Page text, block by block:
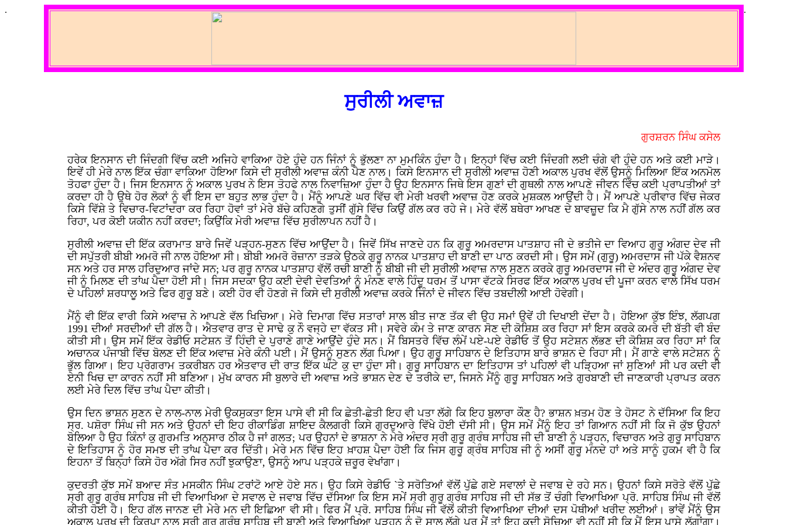
.
ਸੁਰੀਲੀ ਅਵਾਜ਼
ਗੁਰਸ਼ਰਨ ਸਿੰਘ ਕਸੇਲ
ਹਰੇਕ ਇਨਸਾਨ ਦੀ ਜਿੰਦਗੀ ਵਿੱਚ ਕਈ ਅਜਿਹੇ ਵਾਕਿਆ ਹੋਏ ਹੁੰਦੇ ਹਨ ਜਿੰਨਾਂ ਨੂੰ ਭੁੱਲਣਾ ਨਾ ਮੁਮਕਿੰਨ ਹੁੰਦਾ ਹੈ। ਇਨ੍ਹਾਂ ਵਿੱਚ ਕਈ ਜਿੰਦਗੀ ਲਈ ਚੰਗੇ ਵੀ ਹੁੰਦੇ ਹਨ ਅਤੇ ਕਈ ਮਾੜੇ।
ਇਵੇਂ ਹੀ ਮੇਰੇ ਨਾਲ ਇੱਕ ਚੰਗਾ ਵਾਕਿਆ ਹੋਇਆ ਕਿਸੇ ਦੀ ਸੁਰੀਲੀ ਅਵਾਜ਼ ਕੰਨੀ ਪੈਣ ਨਾਲ। ਕਿਸੇ ਇਨਸਾਨ ਦੀ ਸੁਰੀਲੀ ਅਵਾਜ਼ ਹੋਣੀ ਅਕਾਲ ਪੁਰਖ ਵੱਲੋਂ ਉਸਨੂੰ ਮਿਲਿਆ ਇੱਕ ਅਨਮੋਲ
ਤੋਹਫਾ ਹੁੰਦਾ ਹੈ। ਜਿਸ ਇਨਸਾਨ ਨੂੰ ਅਕਾਲ ਪੁਰਖ ਨੇ ਇਸ ਤੋਹਫੇ ਨਾਲ ਨਿਵਾਜ਼ਿਆ ਹੁੰਦਾ ਹੈ ਉਹ ਇਨਸਾਨ ਜਿਥੇ ਇਸ ਗੁਣਾਂ ਦੀ ਗੁਥਲੀ ਨਾਲ ਆਪਣੇ ਜੀਵਨ ਵਿੱਚ ਕਈ ਪ੍ਰਾਪਤੀਆਂ ਤਾਂ
ਕਰਦਾ ਹੀ ਹੈ ਉਥੇ ਹੋਰ ਲੋਕਾਂ ਨੂੰ ਵੀ ਇਸ ਦਾ ਬਹੁਤ ਲਾਭ ਹੁੰਦਾ ਹੈ। ਮੈਂਨੂੰ ਆਪਣੇ ਘਰ ਵਿੱਚ ਵੀ ਮੇਰੀ ਖਰਵੀ ਅਵਾਜ਼ ਹੋਣ ਕਰਕੇ ਮੁਸ਼ਕਲ ਆਉਂਦੀ ਹੈ। ਮੈਂ ਆਪਣੇ ਪ੍ਰੀਵਾਰ ਵਿੱਚ ਜੇਕਰ
ਕਿਸੇ ਵਿੱਸ਼ੇ ਤੇ ਵਿਚਾਰ-ਵਿਟਾਂਦਰਾ ਕਰ ਰਿਹਾ ਹੋਵਾਂ ਤਾਂ ਮੇਰੇ ਬੱਚੇ ਕਹਿਣਗੇ ਤੁਸੀਂ ਗੁੱਸੇ ਵਿੱਚ ਕਿਉਂ ਗੱਲ ਕਰ ਰਹੇ ਜੇ। ਮੇਰੇ ਵੱਲੋਂ ਬਥੇਰਾ ਆਖਣ ਦੇ ਬਾਵਜ਼ੂਦ ਕਿ ਮੈ ਗੁੱਸੇ ਨਾਲ ਨਹੀਂ ਗੱਲ ਕਰ
ਰਿਹਾ, ਪਰ ਕੋਈ ਯਕੀਨ ਨਹੀਂ ਕਰਦਾ; ਕਿਉਂਕਿ ਮੇਰੀ ਅਵਾਜ਼ ਵਿੱਚ ਸੁਰੀਲਾਪਨ ਨਹੀਂ ਹੈ।
ਸੁਰੀਲੀ ਅਵਾਜ਼ ਦੀ ਇੱਕ ਕਰਾਮਾਤ ਬਾਰੇ ਜਿਵੇਂ ਪੜ੍ਹਨ-ਸੁਣਨ ਵਿੱਚ ਆਉਂਦਾ ਹੈ। ਜਿਵੇਂ ਸਿੱਖ ਜਾਣਦੇ ਹਨ ਕਿ ਗੁਰੂ ਅਮਰਦਾਸ ਪਾਤਸ਼ਾਹ ਜੀ ਦੇ ਭਤੀਜੇ ਦਾ ਵਿਆਹ ਗੁਰੂ ਅੰਗਦ ਦੇਵ ਜੀ
ਦੀ ਸਪੁੱਤਰੀ ਬੀਬੀ ਅਮਰੋ ਜੀ ਨਾਲ ਹੋਇਆ ਸੀ। ਬੀਬੀ ਅਮਰੋ ਰੋਜ਼ਾਨਾ ਤੜਕੇ ਉਠਕੇ ਗੁਰੂ ਨਾਨਕ ਪਾਤਸ਼ਾਹ ਦੀ ਬਾਣੀ ਦਾ ਪਾਠ ਕਰਦੀ ਸੀ। ਉਸ ਸਮੇਂ (ਗੁਰੂ) ਅਮਰਦਾਸ ਜੀ ਪੱਕੇ ਵੈਸ਼ਨਵ
ਸਨ ਅਤੇ ਹਰ ਸਾਲ ਹਰਿਦੁਆਰ ਜਾਂਦੇ ਸਨ; ਪਰ ਗੁਰੂ ਨਾਨਕ ਪਾਤਸ਼ਾਹ ਵੱਲੋਂ ਰਚੀ ਬਾਣੀ ਨੂੰ ਬੀਬੀ ਜੀ ਦੀ ਸੁਰੀਲੀ ਅਵਾਜ਼ ਨਾਲ ਸੁਣਨ ਕਰਕੇ ਗੁਰੂ ਅਮਰਦਾਸ ਜੀ ਦੇ ਅੰਦਰ ਗੁਰੂ ਅੰਗਦ ਦੇਵ
ਜੀ ਨੂੰ ਮਿਲਣ ਦੀ ਤਾਂਘ ਪੈਦਾ ਹੋਈ ਸੀ। ਜਿਸ ਸਦਕਾ ਉਹ ਕਈ ਦੇਵੀ ਦੇਵਤਿਆਂ ਨੂੰ ਮੰਨਣ ਵਾਲੇ ਹਿੰਦੂ ਧਰਮ ਤੋਂ ਪਾਸਾ ਵੱਟਕੇ ਸਿਰਫ ਇੱਕ ਅਕਾਲ ਪੁਰਖ ਦੀ ਪੂਜਾ ਕਰਨ ਵਾਲੇ ਸਿੱਖ ਧਰਮ
ਦੇ ਪਹਿਲਾਂ ਸ਼ਰਧਾਲੂ ਅਤੇ ਫਿਰ ਗੁਰੂ ਬਣੇ। ਕਈ ਹੋਰ ਵੀ ਹੋਣਗੇ ਜੋ ਕਿਸੇ ਦੀ ਸੁਰੀਲੀ ਅਵਾਜ਼ ਕਰਕੇ ਜਿੰਨਾਂ ਦੇ ਜੀਵਨ ਵਿੱਚ ਤਬਦੀਲੀ ਆਈ ਹੋਵੇਗੀ।
ਮੈਂਨੂੰ ਵੀ ਇੱਕ ਵਾਰੀ ਕਿਸੇ ਅਵਾਜ਼ ਨੇ ਆਪਣੇ ਵੱਲ ਖਿਚਿਆ। ਮੇਰੇ ਦਿਮਾਗ ਵਿੱਚ ਸਤਾਰਾਂ ਸਾਲ ਬੀਤ ਜਾਣ ਤੱਕ ਵੀ ਉਹ ਸਮਾਂ ਉਵੇਂ ਹੀ ਦਿਖਾਈ ਦੇਂਦਾ ਹੈ। ਹੋਇਆ ਕੁੱਝ ਇੰਝ, ਲੱਗਪਗ
1991 ਦੀਆਂ ਸਰਦੀਆਂ ਦੀ ਗੱਲ ਹੈ। ਐਤਵਾਰ ਰਾਤ ਦੇ ਸਾਢੇ ਕੁ ਨੌ ਵਜ੍ਹੇ ਦਾ ਵੱਕਤ ਸੀ। ਸਵੇਰੇ ਕੰਮ ਤੇ ਜਾਣ ਕਾਰਨ ਸੋਣ ਦੀ ਕੋਸ਼ਿਸ਼ ਕਰ ਰਿਹਾ ਸਾਂ ਇਸ ਕਰਕੇ ਕਮਰੇ ਦੀ ਬੱਤੀ ਵੀ ਬੰਦ
ਕੀਤੀ ਸੀ। ਉਸ ਸਮੇਂ ਇੱਕ ਰੇਡੀਓ ਸਟੇਸ਼ਨ ਤੋਂ ਹਿੰਦੀ ਦੇ ਪੁਰਾਣੇ ਗਾਣੇ ਆਉਂਦੇ ਹੁੰਦੇ ਸਨ। ਮੈਂ ਬਿਸਤਰੇ ਵਿੱਚ ਲੰਮੇਂ ਪਏ-ਪਏ ਰੇਡੀਓ ਤੋਂ ਉਹ ਸਟੇਸ਼ਨ ਲੱਭਣ ਦੀ ਕੋਸ਼ਿਸ਼ ਕਰ ਰਿਹਾ ਸਾਂ ਕਿ
ਅਚਾਨਕ ਪੰਜਾਬੀ ਵਿੱਚ ਬੋਲਣ ਦੀ ਇੱਕ ਅਵਾਜ਼ ਮੇਰੇ ਕੰਨੀ ਪਈ। ਮੈਂ ਉਸਨੂੰ ਸੁਣਨ ਲੱਗ ਪਿਆ। ਉਹ ਗੁਰੂ ਸਾਹਿਬਾਨ ਦੇ ਇਤਿਹਾਸ ਬਾਰੇ ਭਾਸ਼ਨ ਦੇ ਰਿਹਾ ਸੀ। ਮੈਂ ਗਾਣੇ ਵਾਲੇ ਸਟੇਸ਼ਨ ਨੂੰ
ਭੁੱਲ ਗਿਆ। ਇਹ ਪ੍ਰੋਗਰਾਮ ਤਕਰੀਬਨ ਹਰ ਐਤਵਾਰ ਦੀ ਰਾਤ ਇੱਕ ਘੰਟੇ ਕੁ ਦਾ ਹੁੰਦਾ ਸੀ। ਗੁਰੂ ਸਾਹਿਬਾਨ ਦਾ ਇਤਿਹਾਸ ਤਾਂ ਪਹਿਲਾਂ ਵੀ ਪੜ੍ਹਿਆ ਜਾਂ ਸੁਣਿਆਂ ਸੀ ਪਰ ਕਦੀ ਵੀ
ਏਨੀ ਖਿਚ ਦਾ ਕਾਰਨ ਨਹੀਂ ਸੀ ਬਣਿਆ। ਮੁੱਖ ਕਾਰਨ ਸੀ ਬੁਲਾਰੇ ਦੀ ਅਵਾਜ਼ ਅਤੇ ਭਾਸ਼ਨ ਦੇਣ ਦੇ ਤਰੀਕੇ ਦਾ, ਜਿਸਨੇ ਮੈਂਨੂੰ ਗੁਰੂ ਸਾਹਿਬਨ ਅਤੇ ਗੁਰਬਾਣੀ ਦੀ ਜਾਣਕਾਰੀ ਪ੍ਰਾਪਤ ਕਰਨ
ਲਈ ਮੇਰੇ ਦਿਲ ਵਿੱਚ ਤਾਂਘ ਪੈਦਾ ਕੀਤੀ।
ਉਸ ਦਿਨ ਭਾਸ਼ਨ ਸੁਣਨ ਦੇ ਨਾਲ-ਨਾਲ ਮੇਰੀ ਉਕਸੁਕਤਾ ਇਸ ਪਾਸੇ ਵੀ ਸੀ ਕਿ ਛੇਤੀ-ਛੇਤੀ ਇਹ ਵੀ ਪਤਾ ਲੱਗੇ ਕਿ ਇਹ ਬੁਲਾਰਾ ਕੌਣ ਹੈ? ਭਾਸ਼ਨ ਖ਼ਤਮ ਹੋਣ ਤੇ ਹੋਸਟ ਨੇ ਦੱਸਿਆ ਕਿ ਇਹ
ਸ੍ਰ. ਪਸ਼ੋਰਾ ਸਿੰਘ ਜੀ ਸਨ ਅਤੇ ਉਹਨਾਂ ਦੀ ਇਹ ਰੀਕਾਡਿੰਗ ਸ਼ਾਇਦ ਕੈਲਗਰੀ ਕਿਸੇ ਗੁਰਦੁਆਰੇ ਵਿੱਖੇ ਹੋਈ ਦੱਸੀ ਸੀ। ਉਸ ਸਮੇਂ ਮੈਂਨੂੰ ਇਹ ਤਾਂ ਗਿਆਨ ਨਹੀਂ ਸੀ ਕਿ ਜੋ ਕੁੱਝ ਉਹਨਾਂ
ਬੋਲਿਆ ਹੈ ਉਹ ਕਿੰਨਾਂ ਕੁ ਗੁਰਮਤਿ ਅਨੁਸਾਰ ਠੀਕ ਹੈ ਜਾਂ ਗਲਤ; ਪਰ ਉਹਨਾਂ ਦੇ ਭਾਸ਼ਨਾ ਨੇ ਮੇਰੇ ਅੰਦਰ ਸ੍ਰੀ ਗੁਰੂ ਗ੍ਰੰਥ ਸਾਹਿਬ ਜੀ ਦੀ ਬਾਣੀ ਨੂੰ ਪੜ੍ਹਨ, ਵਿਚਾਰਨ ਅਤੇ ਗੁਰੂ ਸਾਹਿਬਾਨ
ਦੇ ਇਤਿਹਾਸ ਨੂੰ ਹੋਰ ਸਮਝ ਦੀ ਤਾਂਘ ਪੈਦਾ ਕਰ ਦਿੱਤੀ। ਮੇਰੇ ਮਨ ਵਿੱਚ ਇਹ ਖ਼ਾਹਸ਼ ਪੈਦਾ ਹੋਈ ਕਿ ਜਿਸ ਗੁਰੂ ਗ੍ਰੰਥ ਸਾਹਿਬ ਜੀ ਨੂੰ ਅਸੀਂ ਗੁਰੂ ਮੰਨਦੇ ਹਾਂ ਅਤੇ ਸਾਨੂੰ ਹੁਕਮ ਵੀ ਹੈ ਕਿ
ਇਹਨਾ ਤੋਂ ਬਿਨ੍ਹਾਂ ਕਿਸੇ ਹੋਰ ਅੱਗੇ ਸਿਰ ਨਹੀਂ ਝੁਕਾਉਣਾ, ਉਸਨੂੰ ਆਪ ਪੜ੍ਹਕੇ ਜ਼ਰੂਰ ਵੇਖਾਂਗਾ।
ਕੁਦਰਤੀ ਕੁੱਝ ਸਮੇਂ ਬਆਦ ਸੰਤ ਮਸਕੀਨ ਸਿੰਘ ਟਰਾਂਟੋ ਆਏ ਹੋਏ ਸਨ। ਉਹ ਕਿਸੇ ਰੇਡੀਓ `ਤੇ ਸਰੋਤਿਆਂ ਵੱਲੋਂ ਪੁੱਛੇ ਗਏ ਸਵਾਲਾਂ ਦੇ ਜਵਾਬ ਦੇ ਰਹੇ ਸਨ। ਉਹਨਾਂ ਕਿਸੇ ਸਰੋਤੇ ਵੱਲੋਂ ਪੁੱਛੇ
ਸ੍ਰੀ ਗੁਰੂ ਗ੍ਰੰਥ ਸਾਹਿਬ ਜੀ ਦੀ ਵਿਆਖਿਆ ਦੇ ਸਵਾਲ ਦੇ ਜਵਾਬ ਵਿੱਚ ਦੱਸਿਆ ਕਿ ਇਸ ਸਮੇਂ ਸ੍ਰੀ ਗੁਰੂ ਗ੍ਰੰਥ ਸਾਹਿਬ ਜੀ ਦੀ ਸੱਭ ਤੋਂ ਚੰਗੀ ਵਿਆਖਿਆ ਪ੍ਰੋ. ਸਾਹਿਬ ਸਿੰਘ ਜੀ ਵੱਲੋਂ
ਕੀਤੀ ਹੋਈ ਹੈ। ਇਹ ਗੱਲ ਜਾਨਣ ਦੀ ਮੇਰੇ ਮਨ ਦੀ ਇਛਿਆ ਵੀ ਸੀ। ਫਿਰ ਮੈਂ ਪ੍ਰੋ. ਸਾਹਿਬ ਸਿੰਘ ਜੀ ਵੱਲੋਂ ਕੀਤੀ ਵਿਆਖਿਆ ਦੀਆਂ ਦਸ ਪੋਥੀਆਂ ਖਰੀਦ ਲਈਆਂ। ਭਾਂਵੇਂ ਮੈਂਨੂੰ ਉਸ
ਅਕਾਲ ਪੁਰਖ ਦੀ ਕ੍ਰਿਪਾ ਨਾਲ ਸ੍ਰੀ ਗੁਰੂ ਗ੍ਰੰਥ ਸਾਹਿਬ ਦੀ ਬਾਣੀ ਅਤੇ ਵਿਆਖਿਆ ਪੜ੍ਹਨ ਨੂੰ ਦੋ ਸਾਲ ਲੱਗੇ ਪਰ ਮੈਂ ਤਾਂ ਇਹ ਕਦੀ ਸੋਚਿਆ ਵੀ ਨਹੀਂ ਸੀ ਕਿ ਮੈਂ ਇਸ ਪਾਸੇ ਲੱਗਾਂਗਾ।
.